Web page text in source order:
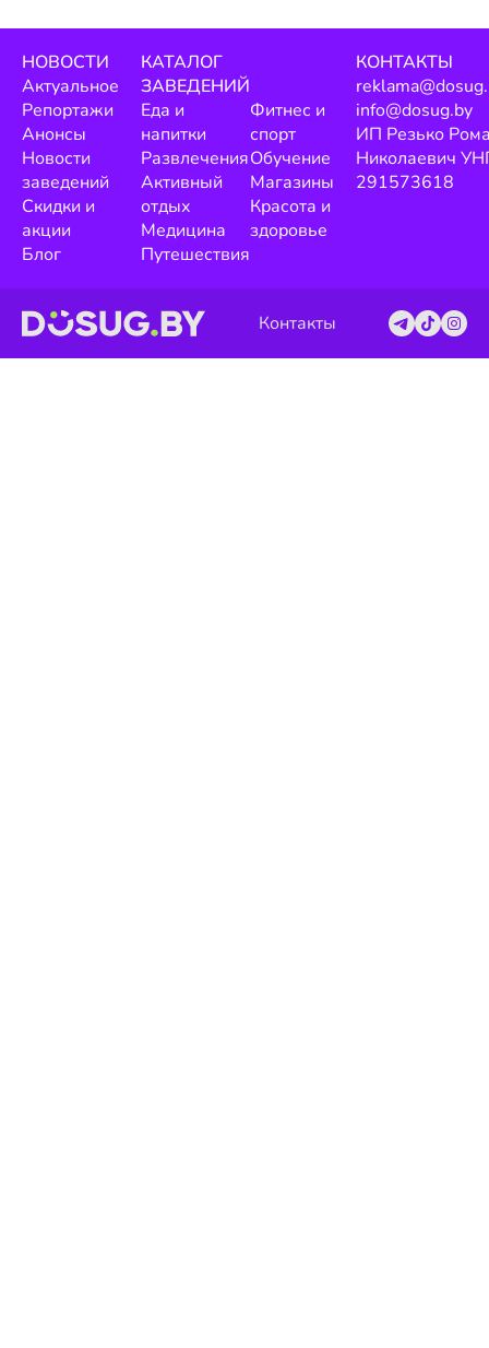
НОВОСТИ
Актуальное
Репортажи
Анонсы
Новости
заведений
Скидки и
акции
Блог
КАТАЛОГ
ЗАВЕДЕНИЙ
Еда и
напитки
Развлечения
Активный
отдых
Медицина
Путешествия
Фитнес и
спорт
Обучение
Магазины
Красота и
здоровье
КОНТАКТЫ
info@dosug.by
ИП Резько
Николаевич
291573618
Контакты